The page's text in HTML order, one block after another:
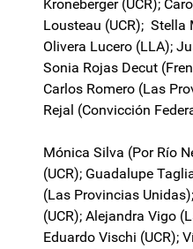
Kroneberger (UCR);
Lousteau (UCR); Stella
Olivera Lucero (LLA);
Sonia Rojas Decut
Carlos Romero (Las
Rejal (Convicción
Mónica Silva (Por Río
(UCR); Guadalupe
(Las Provincias
(UCR); Alejandra Vigo
Eduardo Vischi (UCR);